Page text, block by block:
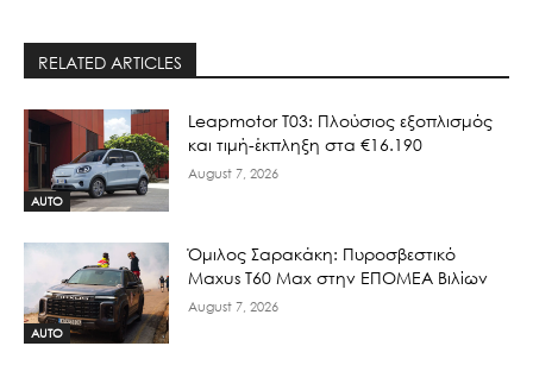
RELATED ARTICLES
AUTO
Leapmotor T03: Πλούσιος εξοπλισμός
και τιμή-έκπληξη στα €16.190
August 7, 2026
AUTO
Όμιλος Σαρακάκη: Πυροσβεστικό
Maxus T60 Max στην ΕΠΟΜΕΑ Βιλίων
August 7, 2026